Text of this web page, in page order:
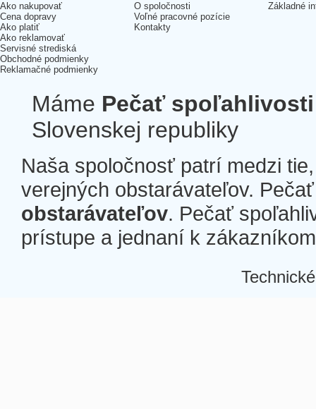
Ako nakupovať
Cena dopravy
Ako platiť
Ako reklamovať
Servisné strediská
Obchodné podmienky
Reklamačné podmienky
O spoločnosti
Voľné pracovné pozície
Kontakty
Základné
Máme Pečať spoľahlivosti
Slovenskej republiky
Naša spoločnosť patrí medzi
verejných obstarávateľov.
obstarávateľov. Pečať
prístupe a jednaní k